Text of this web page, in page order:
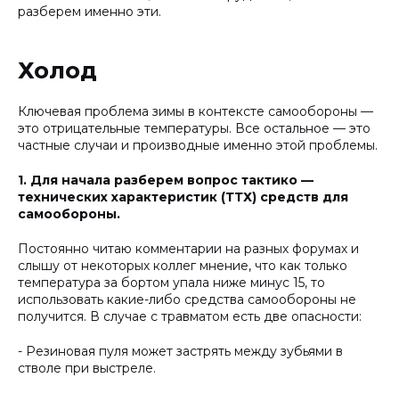
разберем именно эти.
Холод
Ключевая проблема зимы в контексте самообороны —
это отрицательные температуры. Все остальное — это
частные случаи и производные именно этой проблемы.
1. Для начала разберем вопрос тактико —
технических характеристик (ТТХ) средств для
самообороны.
Постоянно читаю комментарии на разных форумах и
слышу от некоторых коллег мнение, что как только
температура за бортом упала ниже минус 15, то
использовать какие-либо средства самообороны не
получится. В случае с травматом есть две опасности:
- Резиновая пуля может застрять между зубьями в
стволе при выстреле.